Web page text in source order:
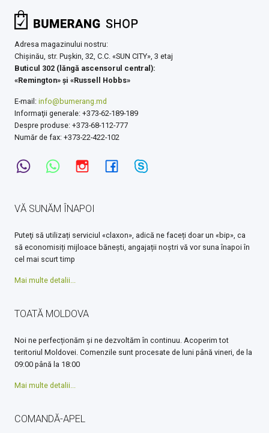
Adresa magazinului nostru:
Chişinău, str. Pușkin, 32, C.C. «SUN CITY», 3 etaj
Buticul 302 (lăngă ascensorul central):
«Remington» şi «Russell Hobbs»
E-mail: info@bumerang.md
Informaţii generale: +373-62-189-189
Despre produse: +373-68-112-777
Număr de fax: +373-22-422-102
VĂ SUNĂM ÎNAPOI
Puteţi să utilizați serviciul «claxon», adică ne faceți doar un «bip», ca
să economisiți mijloace bănești, angajații noștri vă vor suna înapoi în
cel mai scurt timp
Mai multe detalii...
TOATĂ MOLDOVA
Noi ne perfecționăm și ne dezvoltăm în continuu. Acoperim tot
teritoriul Moldovei. Comenzile sunt procesate de luni până vineri, de la
09:00 până la 18:00
Mai multe detalii...
COMANDĂ-APEL